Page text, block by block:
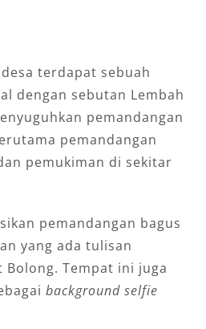
terdapat sebuah
dengan sebutan Lembah
pemandangan
pemandangan
pemukiman di sekitar
pemandangan bagus
yang ada tulisan
Bolong. Tempat ini juga
background selfie